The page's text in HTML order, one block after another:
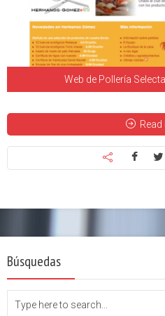
Web de Pollería
Búsquedas